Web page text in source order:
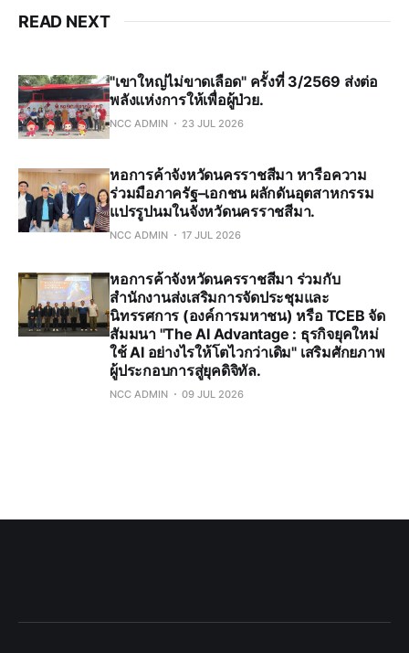
READ NEXT
"เขาใหญ่ไม่ขาดเลือด" ครั้งที่ 3/2569 ส่งต่อ
พลังแห่งการให้เพื่อผู้ป่วย.
NCC ADMIN 23 JUL 2026
หอการค้าจังหวัดนครราชสีมา หารือความ
ร่วมมือภาครัฐ–เอกชน ผลักดันอุตสาหกรรม
แปรรูปนมในจังหวัดนครราชสีมา.
NCC ADMIN 17 JUL 2026
หอการค้าจังหวัดนครราชสีมา ร่วมกับ
สำนักงานส่งเสริมการจัดประชุมและ
นิทรรศการ (องค์การมหาชน) หรือ TCEB จัด
สัมมนา "The AI Advantage : ธุรกิจยุคใหม่
ใช้ AI อย่างไรให้โตไวกว่าเดิม" เสริมศักยภาพ
ผู้ประกอบการสู่ยุคดิจิทัล.
NCC ADMIN 09 JUL 2026